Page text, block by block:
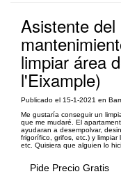
Asistente
limpiar área
l'Eixample)
Publicado el 15-1-2021 en
Me gustaría conseguir un
que me mudaré. El
ayudaran a desempolvar,
frigorífico, grifos, etc.) y
etc. Quisiera que alguien lo
Pide Precio Gratis